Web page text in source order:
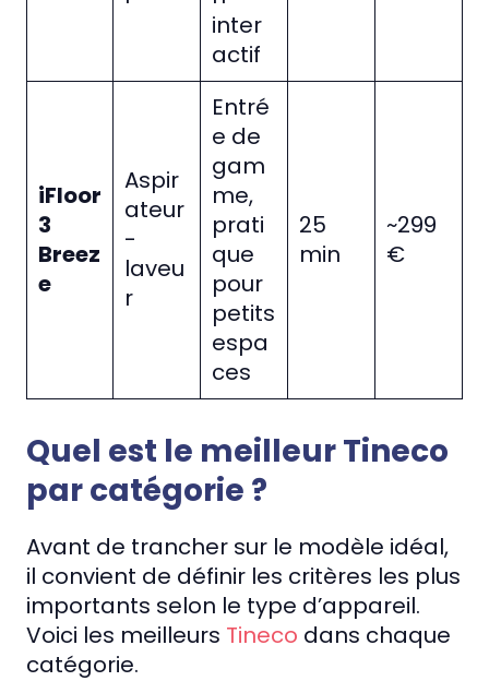
inter
actif
iFloor
3
Breez
e
Aspir
ateur
-
laveu
r
Entré
e de
gam
me,
prati
que
pour
petits
espa
ces
25
min
~299
€
Quel est le meilleur Tineco
par catégorie ?
Avant de trancher sur le modèle idéal,
il convient de définir les critères les plus
importants selon le type d’appareil.
Voici les meilleurs Tineco dans chaque
catégorie.